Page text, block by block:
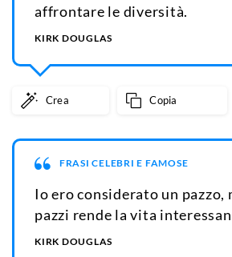
affrontare le diversità.
KIRK DOUGLAS
Crea Copia
FRASI CELEBRI E FAMOSE
Io ero considerato un pazzo,
pazzi rende la vita
KIRK DOUGLAS